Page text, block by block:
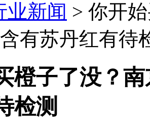
业新闻 > 你开
有苏丹红有待
橙子了没？
检测